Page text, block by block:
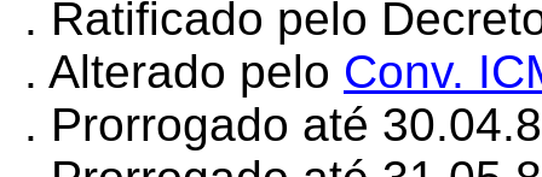
. Ratificado pelo
. Alterado pelo Conv.
. Prorrogado até